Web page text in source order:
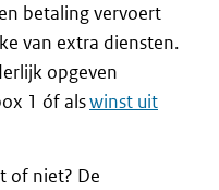
betaling vervoert
van extra diensten.
opgeven
1 óf alswinst uit
of niet? De